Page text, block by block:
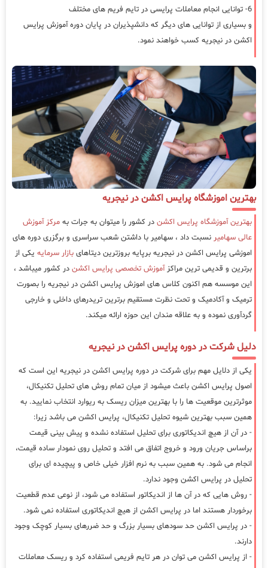
6- توانایی انجام معاملات پرایسی در تایم فریم های مختلف
و بسیاری از توانایی های دیگر که دانشپذیران در پایان دوره آموزش پرایس
اکشن در نیجریه کسب خواهند نمود.
بهترین اموزشگاه پرایس اکشن در نیجریه
بهترین آموزشگاه پرایس اکشن در کشور را میتوان به جرات به مرکز آموزش
عالی سهامیر نسبت داد ، سهامیر با داشتن شعب سراسری و برگزری دوره های
اموزشی پرایس اکشن در نیجریه برپایه بروزترین دیتاهای بازار سرمایه یکی از
برترین و قدیمی ترین مراکزآموزش تخصصی پرایس اکشن در کشور میباشد ،
این موسسه هم اکنون کلاس های اموزش پرایس اکشن در نیجریه را بصورت
ترمیک و آکادمیک و تحت نظرت مستقیم برترین تریدرهای داخلی و خارجی
گردآوری نموده و به علاقه مندان این حوزه ارائه میکند.
دلیل شرکت در دوره پرایس اکشن در نیجریه
یکی از دلایل مهم برای شرکت در دوره پرایس اکشن در نیجریه این است که
اصول پرایس اکشن باعث میشود از میان تمام روش های تحلیل تکنیکال،
موثرترین موقعیت ها را با بهترین میزان ریسک به ریوارد انتخاب نمایید. به
همین سبب بهترین شیوه تحلیل تکنیکال، پرایس اکشن می باشد زیرا:
- در آن از هیچ اندیکاتوری برای تحلیل استفاده نشده و پیش بینی قیمت
براساس جریان ورود و خروج اتفاق می افتد و تحلیل روی نمودار ساده قیمت،
انجام می شود. به همین سبب به نرم افزار خیلی خاص و پیچیده ای برای
تحلیل در پرایس اکشن وجود ندارد.
- روش هایی که در آن ها از اندیکاتور استفاده می شود، از نوعی عدم قطعیت
برخوردار هستند اما در پرایس اکشن از هیچ اندیکاتوری استفاده نمی شود.
- در پرایس اکشن حد سودهای بسیار بزرگ و حد ضررهای بسیار کوچک وجود
دارند.
- از پرایس اکشن می توان در هر تایم فریمی استفاده کرد و ریسک معاملات